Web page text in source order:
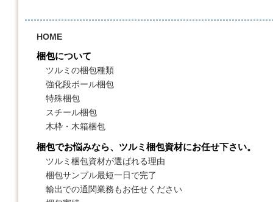
HOME
梱包について
ツルミの梱包種類
強化段ボール梱包
特殊梱包
スチール梱包
木枠・木箱梱包
梱包でお悩みなら、ツルミ梱包資材にお任せ下さい。
ツルミ梱包資材が選ばれる理由
梱包サンプル最短一日で完了
輸出での通関業務もお任せください